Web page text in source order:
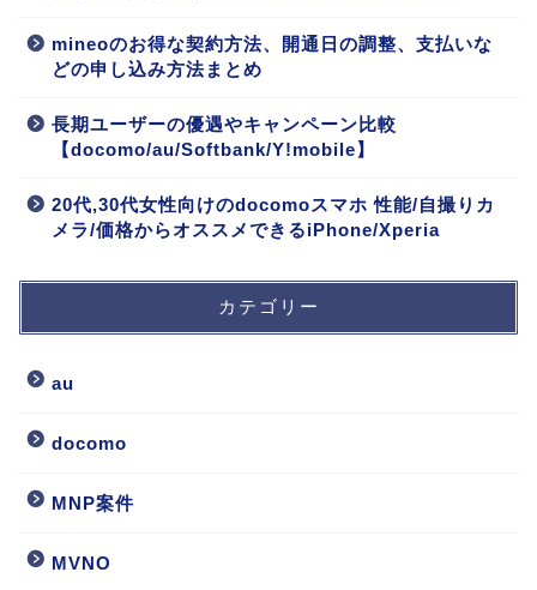
mineoのお得な契約方法、開通日の調整、支払いな
どの申し込み方法まとめ
長期ユーザーの優遇やキャンペーン比較
【docomo/au/Softbank/Y!mobile】
20代,30代女性向けのdocomoスマホ 性能/自撮りカ
メラ/価格からオススメできるiPhone/Xperia
カテゴリー
au
docomo
MNP案件
MVNO